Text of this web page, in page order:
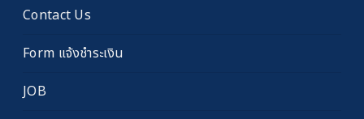
Contact Us
Form แจ้งชำระเงิน
JOB